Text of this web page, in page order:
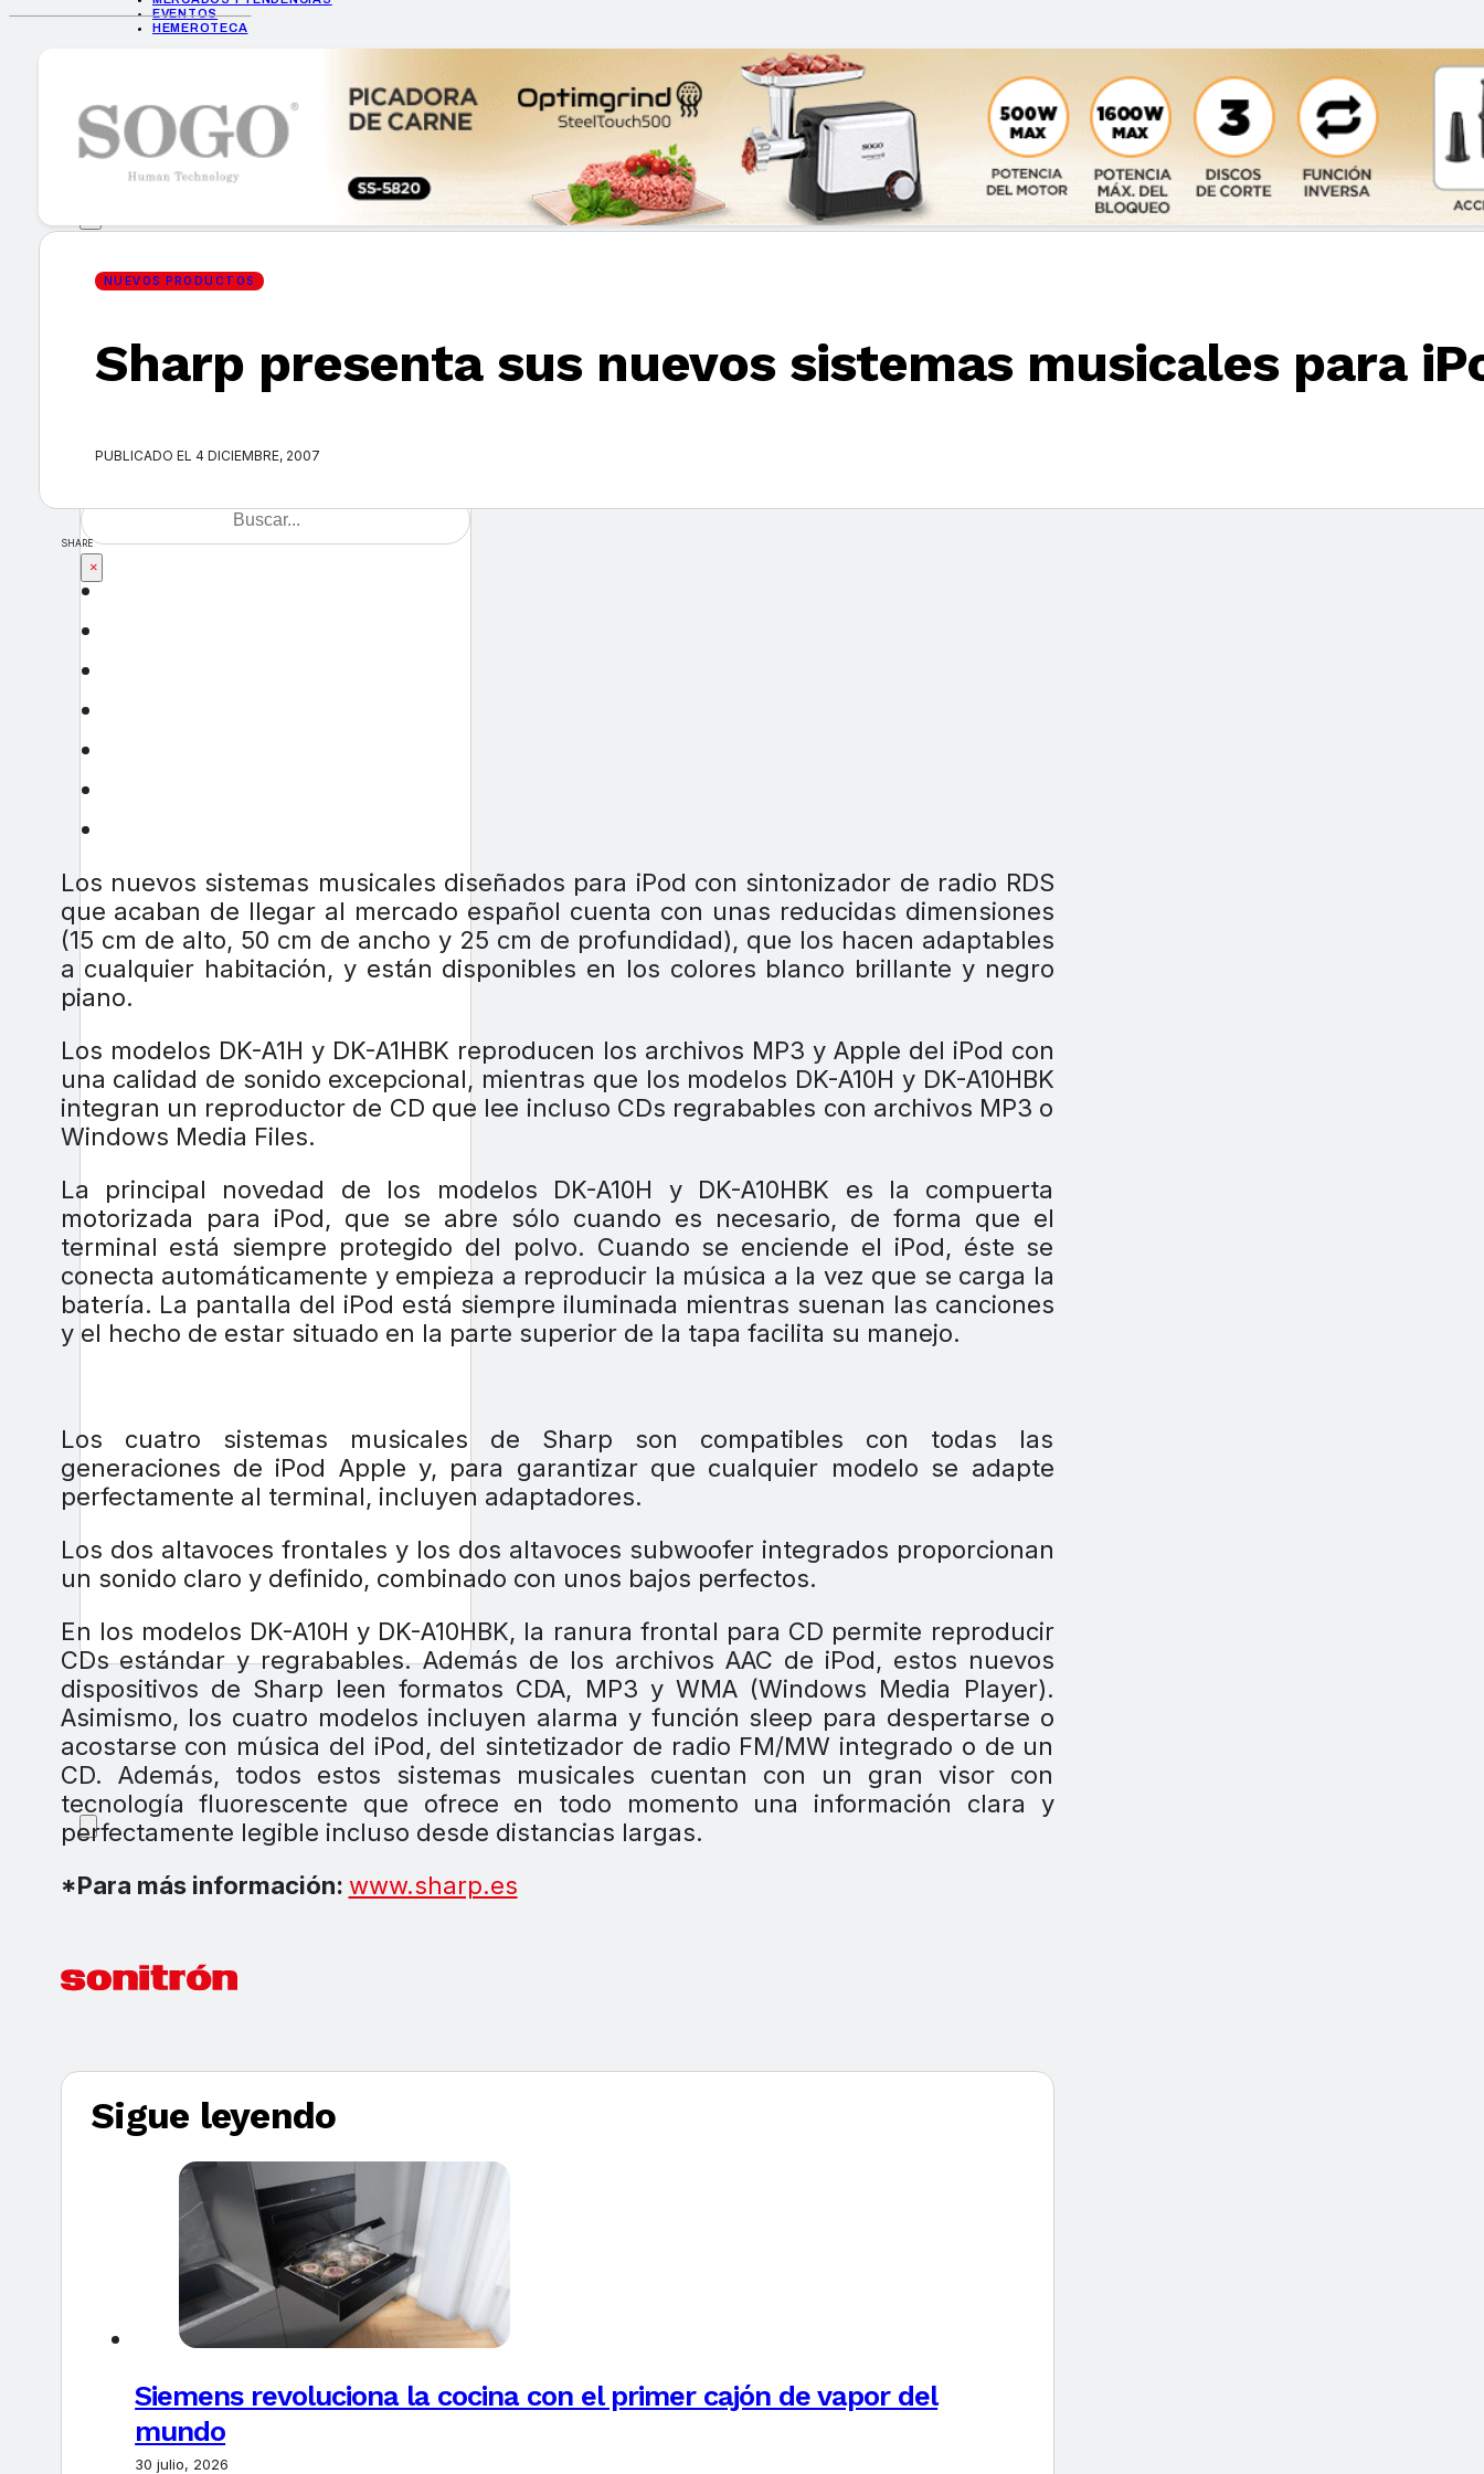
EVENTOS
HEMEROTECA
GUÍA DE COMPRA
NUEVOS PRODUCTOS
CONSEJOS TECH
MERCADOS Y TENDENCIAS
HEMEROTECA
Encuentra tu noticia
×
NUEVOS PRODUCTOS
Sharp presenta sus nuevos sistemas musicales para
PUBLICADO EL 4 DICIEMBRE, 2007
SHARE
Los nuevos sistemas musicales diseñados para iPod con sintonizador de radio RDS
que acaban de llegar al mercado español cuenta con unas reducidas dimensiones
(15 cm de alto, 50 cm de ancho y 25 cm de profundidad), que los hacen adaptables
a cualquier habitación, y están disponibles en los colores blanco brillante y negro
piano.
Los modelos DK-A1H y DK-A1HBK reproducen los archivos MP3 y Apple del iPod con
una calidad de sonido excepcional, mientras que los modelos DK-A10H y DK-A10HBK
integran un reproductor de CD que lee incluso CDs regrabables con archivos MP3 o
Windows Media Files.
La principal novedad de los modelos DK-A10H y DK-A10HBK es la compuerta
motorizada para iPod, que se abre sólo cuando es necesario, de forma que el
terminal está siempre protegido del polvo. Cuando se enciende el iPod, éste se
conecta automáticamente y empieza a reproducir la música a la vez que se carga la
batería. La pantalla del iPod está siempre iluminada mientras suenan las canciones
y el hecho de estar situado en la parte superior de la tapa facilita su manejo.
Los cuatro sistemas musicales de Sharp son compatibles con todas las
generaciones de iPod Apple y, para garantizar que cualquier modelo se adapte
perfectamente al terminal, incluyen adaptadores.
Los dos altavoces frontales y los dos altavoces subwoofer integrados proporcionan
un sonido claro y definido, combinado con unos bajos perfectos.
En los modelos DK-A10H y DK-A10HBK, la ranura frontal para CD permite reproducir
CDs estándar y regrabables. Además de los archivos AAC de iPod, estos nuevos
dispositivos de Sharp leen formatos CDA, MP3 y WMA (Windows Media Player).
Asimismo, los cuatro modelos incluyen alarma y función sleep para despertarse o
acostarse con música del iPod, del sintetizador de radio FM/MW integrado o de un
CD. Además, todos estos sistemas musicales cuentan con un gran visor con
tecnología fluorescente que ofrece en todo momento una información clara y
perfectamente legible incluso desde distancias largas.
*Para más información: www.sharp.es
Sigue leyendo
Siemens revoluciona la cocina con el primer cajón de vapor del
mundo
30 julio, 2026